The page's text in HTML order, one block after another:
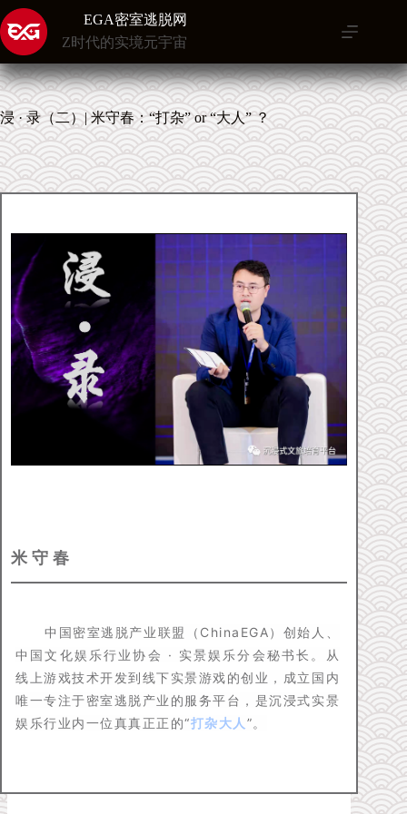
跳
至
内
容
EGA密室逃脱网
Z时代的实境元宇宙
浸 · 录（二）| 米守春：“打杂” or “大人” ？
米 守 春
中国密室逃脱产业联盟（ChinaEGA）创始人、
中国文化娱乐行业协会 · 实景娱乐分会秘书长。
从
线上游戏技术开发到线下实景游戏的创业，成立国内
唯一专注于密室逃脱产业的服务平台，是沉浸式实景
娱乐行业内一位真真正正的“打杂大人 ”。